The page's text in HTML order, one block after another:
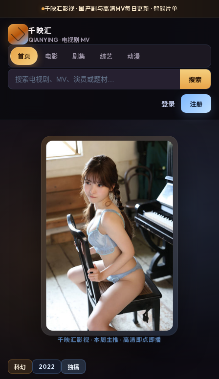
千映汇影视 · 国产剧与高清MV每日更新 · 智能片单
千映汇
QIANYING · 电视剧·MV
首页 电影 剧集 综艺 动漫
搜索
登录 注册
科幻 2022 独播
千映汇影视 · 本周主推 · 高清即点即播